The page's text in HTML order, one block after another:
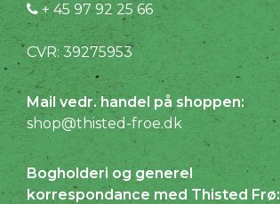
+ 45 97 92 25 66
CVR: 39275953
Mail vedr. handel på shoppen:
shop@thisted-froe.dk
Bogholderi og generel
korrespondance med Thisted Frø: